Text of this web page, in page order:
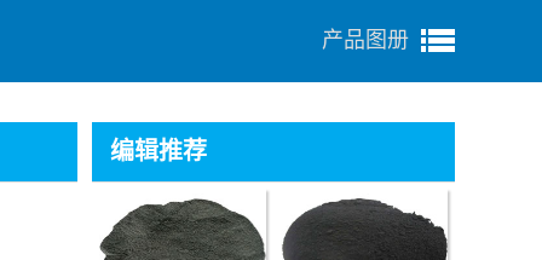
产品图册
编辑推荐